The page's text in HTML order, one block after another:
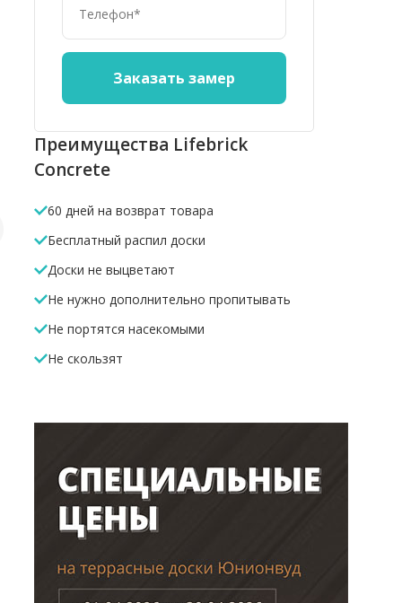
алюминиевый
В корзину
ДПК 12*70*4000мм
10%
Преимущества Lifebrick
Concrete
60 дней на возврат товара
Бесплатный распил доски
Доски не выцветают
Не нужно дополнительно пропитывать
Не портятся насекомыми
Не скользят